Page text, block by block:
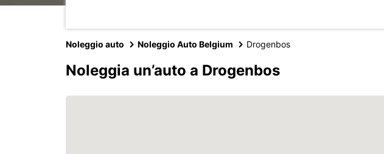
Noleggio auto Noleggio Auto Belgium Drogenbos
Noleggia un’auto a Drogenbos